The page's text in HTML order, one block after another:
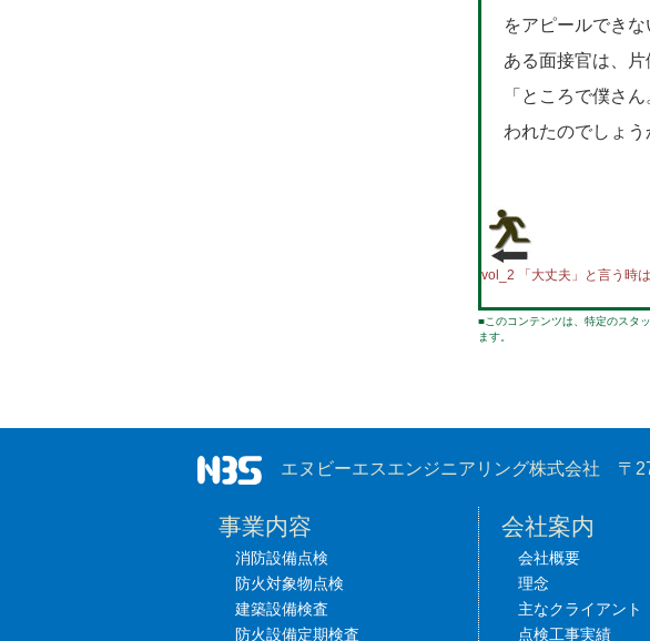
をアピールできな
ある面接官は、片
「ところで僕さ
われたのでしょう
vol_2 「大丈夫」と言う時
■このコンテンツは、特定のスタ
ます。
エヌビーエスエンジニアリング株式会社 〒
事業内容
消防設備点検
防火対象物点検
建築設備検査
防火設備定期検査
会社案内
会社概要
理念
主なクライアント
点検工事実績